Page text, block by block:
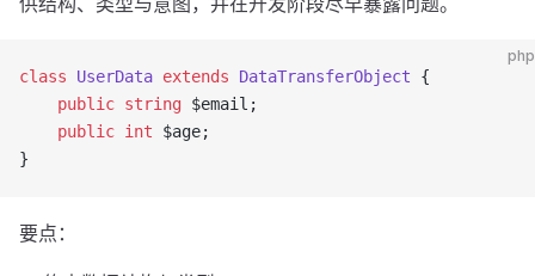
php
class UserData extends DataTransferObject {
    public
string $email;
    public
int $age;
}
要点：